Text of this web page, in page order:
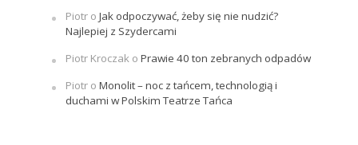
Piotro Jak odpoczywać, żeby się nie nudzić?
Najlepiej z Szydercami
Piotr Kroczako Prawie 40 ton zebranych odpadów
Piotro Monolit – noc z tańcem, technologią i
duchami w Polskim Teatrze Tańca